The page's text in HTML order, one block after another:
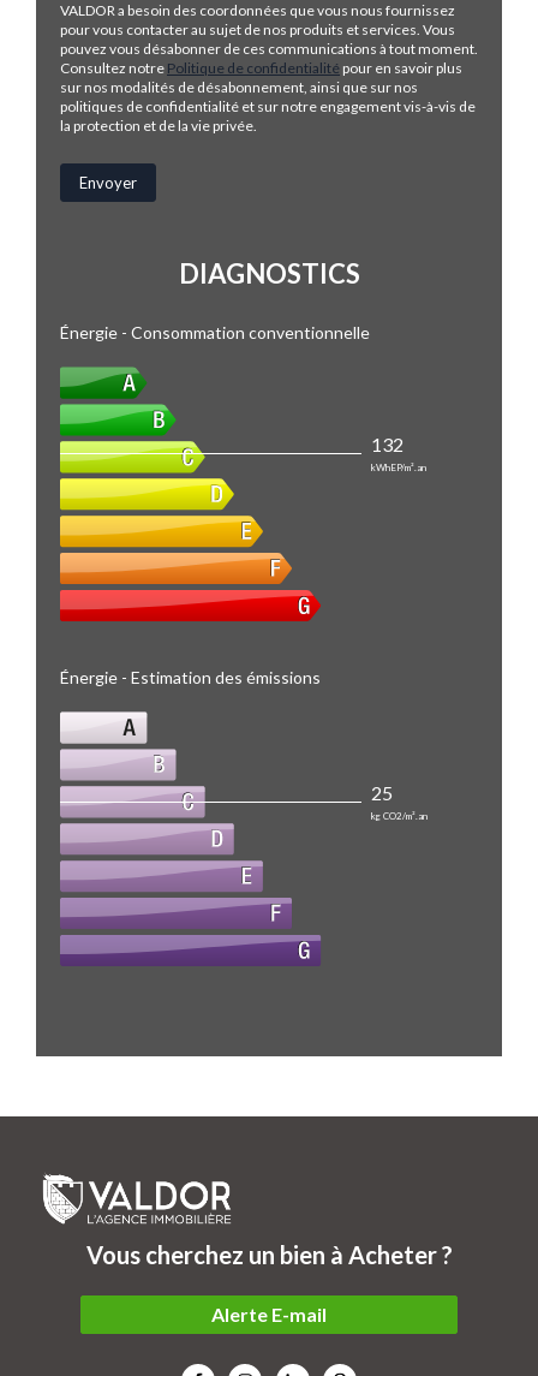
VALDOR a besoin des coordonnées que vous nous fournissez
pour vous contacter au sujet de nos produits et services. Vous
pouvez vous désabonner de ces communications à tout moment.
Consultez notre Politique de confidentialité pour en savoir plus
sur nos modalités de désabonnement, ainsi que sur nos
politiques de confidentialité et sur notre engagement vis-à-vis de
la protection et de la vie privée.
DIAGNOSTICS
Énergie - Consommation conventionnelle
132
kWhEP/m².an
Énergie - Estimation des émissions
25
kg CO2/m².an
Vous cherchez un bien à Acheter ?
Alerte E-mail